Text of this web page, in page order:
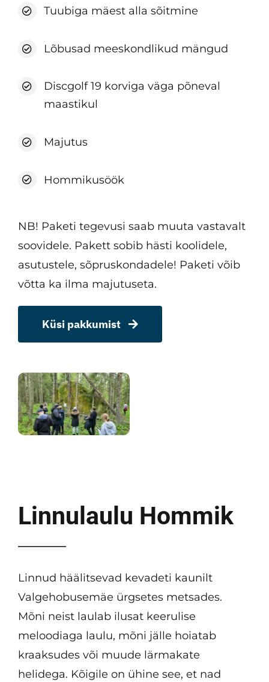
Tuubiga mäest alla sõitmine
Lõbusad meeskondlikud mängud
Discgolf 19 korviga väga põneval
maastikul
Majutus
Hommikusöök
NB! Paketi tegevusi saab muuta vastavalt
soovidele. Pakett sobib hästi koolidele,
asutustele, sõpruskondadele! Paketi võib
võtta ka ilma majutuseta.
Küsi pakkumist
Linnulaulu Hommik
Linnud häälitsevad kevadeti kaunilt
Valgehobusemäe ürgsetes metsades.
Mõni neist laulab ilusat keerulise
meloodiaga laulu, mõni jälle hoiatab
kraaksudes või muude lärmakate
helidega. Kõigile on ühine see, et nad